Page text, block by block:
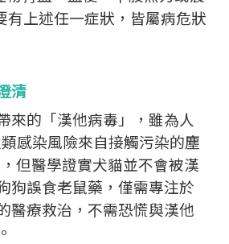
有上述任一症狀，皆屬病危狀
清
來的「漢他病毒」，雖為人
感染風險來自接觸污染的塵
但醫學證實犬貓並不會被漢
狗誤食老鼠藥，僅需專注於
醫療救治，不需恐慌與漢他